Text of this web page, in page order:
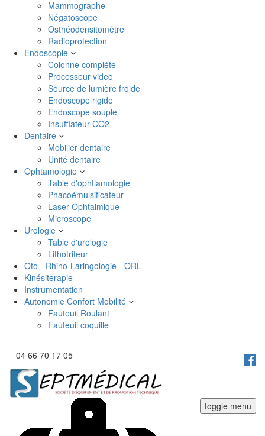
Mammographe
Négatoscope
Osthéodensitomètre
Radioprotection
Endoscopie
Colonne compléte
Processeur video
Source de lumière froide
Endoscope rigide
Endoscope souple
Insufflateur CO2
Dentaire
Mobilier dentaire
Unité dentaire
Ophtamologie
Table d'ophtlamologie
Phacoémulsificateur
Laser Ophtalmique
Microscope
Urologie
Table d'urologie
Lithotriteur
Oto - Rhino-Laringologie - ORL
Kinésiterapie
Instrumentation
Autonomie Confort Mobilité
Fauteuil Roulant
Fauteuil coquille
04 66 70 17 05
toggle menu